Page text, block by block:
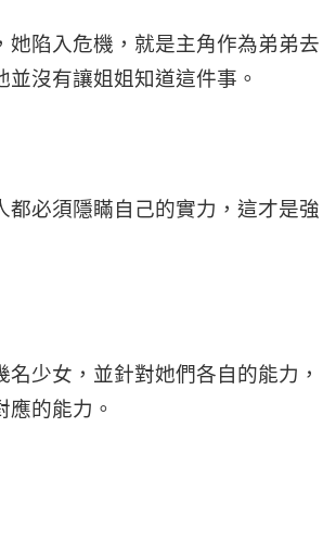
她陷入危機，就是主角作為弟弟去
並沒有讓姐姐知道這件事。
都必須隱瞞自己的實力，這才是強
名少女，並針對她們各自的能力，
應的能力。